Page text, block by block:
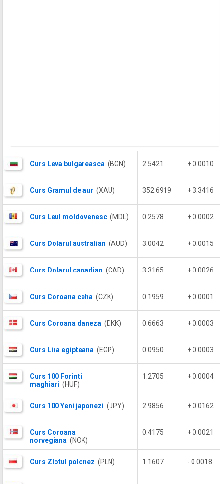
Curs Leva bulgareasca (BGN) 2.5421 + 0.0010
Curs Gramul de aur (XAU) 352.6919 + 3.3416
Curs Leul moldovenesc (MDL) 0.2578 + 0.0002
Curs Dolarul australian (AUD) 3.0042 + 0.0015
Curs Dolarul canadian (CAD) 3.3165 + 0.0026
Curs Coroana ceha (CZK) 0.1959 + 0.0001
Curs Coroana daneza (DKK) 0.6663 + 0.0003
Curs Lira egipteana (EGP) 0.0950 + 0.0003
Curs 100 Forinti
maghiari (HUF)
1.2705 + 0.0004
Curs 100 Yeni japonezi (JPY) 2.9856 + 0.0162
Curs Coroana
norvegiana (NOK)
0.4175 + 0.0021
Curs Zlotul polonez (PLN) 1.1607 - 0.0018